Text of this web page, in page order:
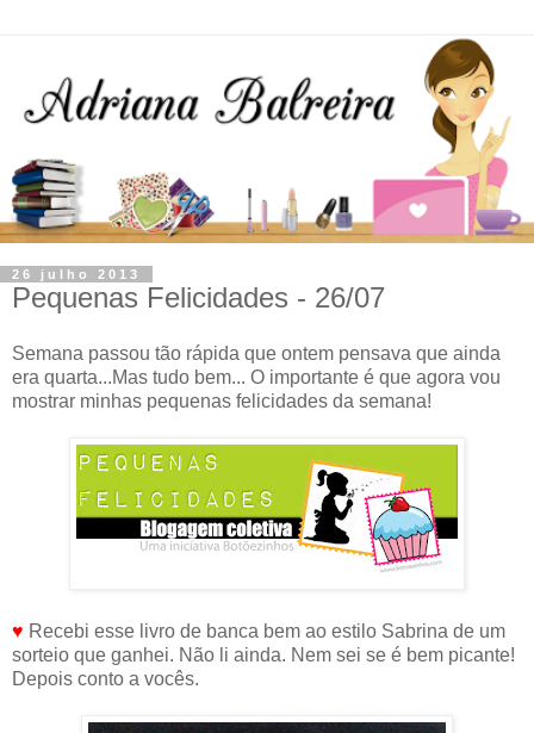
26 julho 2013
Pequenas Felicidades - 26/07
Semana passou tão rápida que ontem pensava que ainda
era quarta...Mas tudo bem... O importante é que agora vou
mostrar minhas pequenas felicidades da semana!
♥ Recebi esse livro de banca bem ao estilo Sabrina de um
sorteio que ganhei. Não li ainda. Nem sei se é bem picante!
Depois conto a vocês.